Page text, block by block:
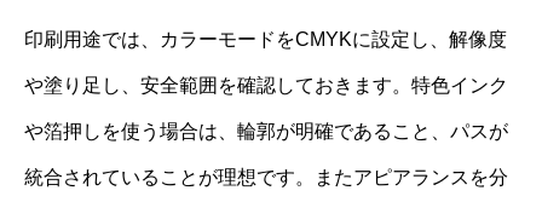
印刷用途では、カラーモードをCMYKに設定し、解像度
や塗り足し、安全範囲を確認しておきます。特色インク
や箔押しを使う場合は、輪郭が明確であること、パスが
統合されていることが理想です。またアピアランスを分